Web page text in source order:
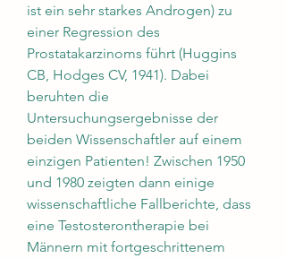
ist ein sehr starkes Androgen) zu
einer Regression des
Prostatakarzinoms führt (Huggins
CB, Hodges CV, 1941). Dabei
beruhten die
Untersuchungsergebnisse der
beiden Wissenschaftler auf einem
einzigen Patienten! Zwischen 1950
und 1980 zeigten dann einige
wissenschaftliche Fallberichte, dass
eine Testosterontherapie bei
Männern mit fortgeschrittenem